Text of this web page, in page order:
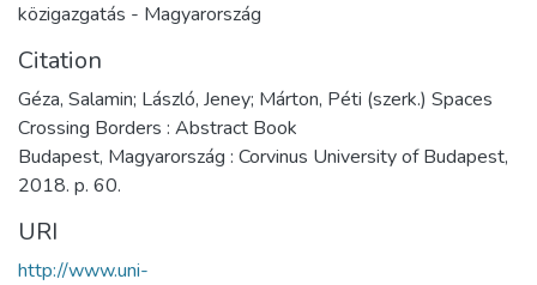
közigazgatás - Magyarország
Citation
Géza, Salamin; László, Jeney; Márton, Péti (szerk.) Spaces
Crossing Borders : Abstract Book
Budapest, Magyarország : Corvinus University of Budapest,
2018. p. 60.
URI
http://www.uni-